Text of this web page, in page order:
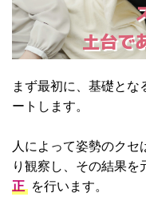
土台で
まず最初に、基礎と
ートします。
人によって姿勢のク
り観察し、その結果を
正 を行います。